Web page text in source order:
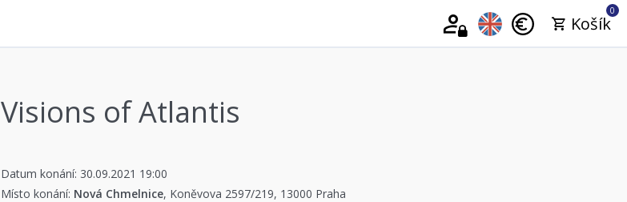
0
Košík
Visions of Atlantis
Datum konání: 30.09.2021 19:00
Místo konání: Nová Chmelnice, Koněvova 2597/219, 13000 Praha